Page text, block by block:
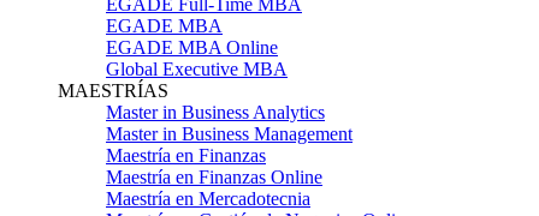
EGADE Full-Time MBA
EGADE MBA
EGADE MBA Online
Global Executive MBA
MAESTRÍAS
Master in Business Analytics
Master in Business Management
Maestría en Finanzas
Maestría en Finanzas Online
Maestría en Mercadotecnia